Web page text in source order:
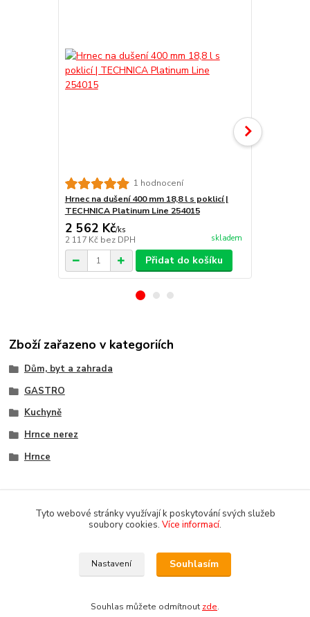
1 hodnocení
Hrnec na dušení 400 mm 18,8 l s poklicí |
TECHNICA Platinum Line 254015
2 562 Kč/ks
2 117 Kč bez DPH skladem
Přidat do košíku
Zboží zařazeno v kategoriích
Dům, byt a zahrada
GASTRO
Kuchyně
Hrnce nerez
Hrnce
Copyright 2018-2025 DOMOMARKET.CZ
Tyto webové stránky využívají k poskytování svých služeb
soubory cookies. Více informací.
Nastavení Souhlasím
Souhlas můžete odmítnout zde.